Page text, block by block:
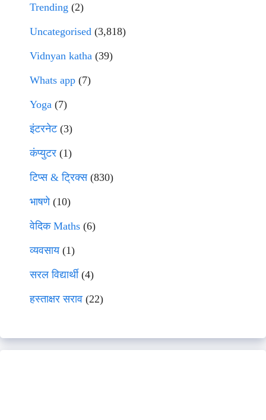
Trending (2)
Uncategorised (3,818)
Vidnyan katha (39)
Whats app (7)
Yoga (7)
इंटरनेट(3)
कंप्युटर (1)
टिप्स & ट्रिक्स(830)
भाषणे(10)
वेदिक Maths (6)
व्यवसाय(1)
सरल विद्यार्थी(4)
हस्ताक्षर सराव (22)